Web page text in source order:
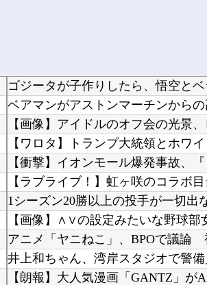
ゴジータが子作りしたら、悟空と
【画像】アイドルのオフ会の光景
1シーズン20勝以上の投手が一切出
井上和ちゃん、湾岸スタジオで警